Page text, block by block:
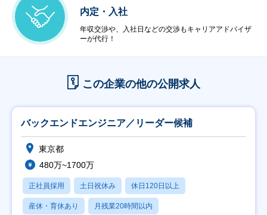
内定・入社
年収交渉や、入社日などの交渉もキャリアアドバイザ
ーが代行！
この企業の他の公開求人
バックエンドエンジニア／リーダー候補
東京都
480万~1700万
正社員採用 土日祝休み 休日120日以上
産休・育休あり 月残業20時間以内